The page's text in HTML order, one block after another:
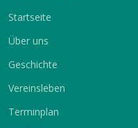
Startseite
Über uns
Geschichte
Vereinsleben
Terminplan